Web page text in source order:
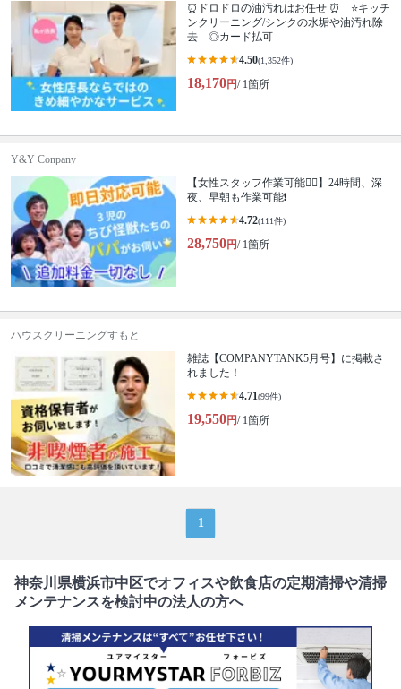
⏰ドロドロの油汚れはお任せ ⏰ ⭐キッチ
ンクリーニング/シンクの水垢や油汚れ除
去 ◎カード払可
4.50(1,352件)
18,170円/ 1箇所
Y&Y Conpany
【女性スタッフ作業可能🙆‍♀️】24時間、深
夜、早朝も作業可能❗️
4.72(111件)
28,750円/ 1箇所
ハウスクリーニングすもと
雑誌【COMPANYTANK5月号】に掲載さ
れました！
4.71(99件)
19,550円/ 1箇所
1
神奈川県横浜市中区でオフィスや飲食店の定期清掃や清掃
メンテナンスを検討中の法人の方へ